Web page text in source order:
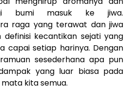
bumi masuk ke jiwa.
raga yang terawat dan jiwa
kecantikan sejati yang
capai setiap harinya. Dengan
sesederhana apa pun
yang luar biasa pada
kita semua.